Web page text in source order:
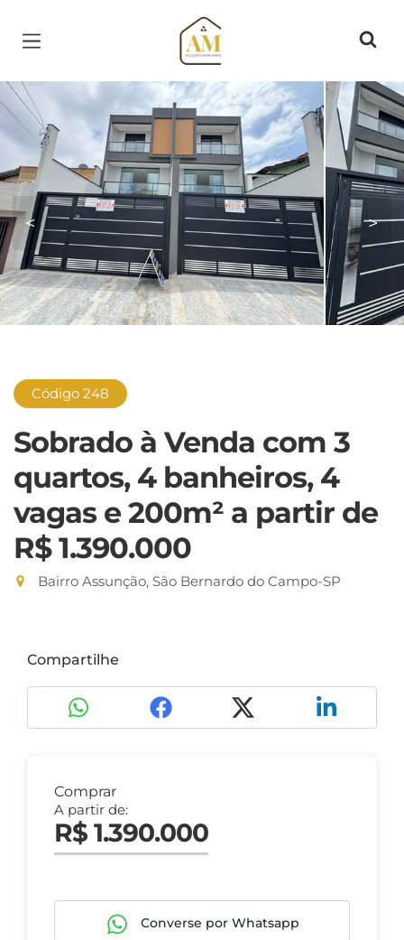
Página inicial
< >
Código 248
Sobrado à Venda com 3
quartos, 4 banheiros, 4
vagas e 200m² a partir de
R$ 1.390.000
Bairro Assunção, São Bernardo do Campo-SP
Compartilhe
Comprar
A partir de:
R$ 1.390.000
Converse por Whatsapp